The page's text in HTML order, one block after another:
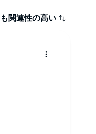
関連性の高い